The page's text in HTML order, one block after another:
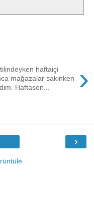
›
haftaiçi
mağazalar sakinken
Haftason...
›